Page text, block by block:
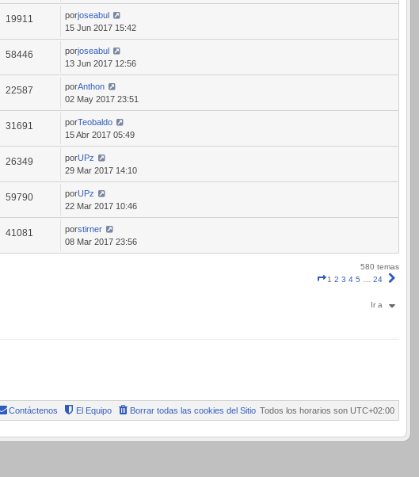
19911 porjoseabul
15 Jun 2017 15:42
58446 porjoseabul
13 Jun 2017 12:56
22587 porAnthon
02 May 2017 23:51
31691 porTeobaldo
15 Abr 2017 05:49
26349 porUPz
29 Mar 2017 14:10
59790 porUPz
22 Mar 2017 10:46
41081 porstirner
08 Mar 2017 23:56
580 temas
Página
1 2 3 4 5 24
Ir a
Todos los horarios son UTC+02:00
Borrar todas las cookies del Sitio
El Equipo
Contáctenos